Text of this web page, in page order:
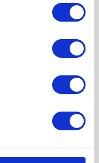
CONTENT
of bepaalde
daarvan te